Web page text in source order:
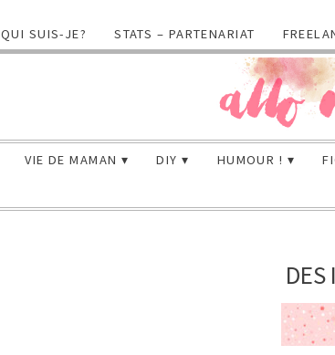
QUI SUIS-JE? STATS – PARTENARIAT
VIE DE MAMAN DIY HUMOUR !
DES